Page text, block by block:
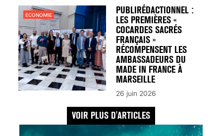
PUBLIRÉDACTIONNEL :
LES PREMIÈRES «
COCARDES SACRÉS
FRANÇAIS »
RÉCOMPENSENT LES
AMBASSADEURS DU
MADE IN FRANCE À
MARSEILLE
ECONOMIE
26 juin 2026
VOIR PLUS D'ARTICLES
30 mai 2023
SCANNER, IRM, RADIO,
POUR TOUTES LES
MALADIES
18 juil 2022